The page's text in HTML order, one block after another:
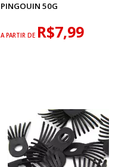
PINGOUIN 50G
A PARTIR DE R$7,99